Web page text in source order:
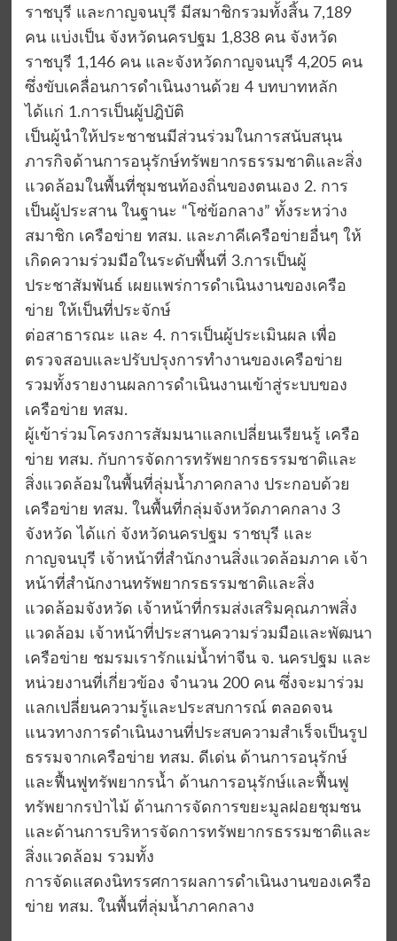
ราชบุรี และกาญจนบุรี มีสมาชิกรวมทั้งสิ้น 7,189
คน แบ่งเป็น จังหวัดนครปฐม 1,838 คน จังหวัด
ราชบุรี 1,146 คน และจังหวัดกาญจนบุรี 4,205 คน
ซึ่งขับเคลื่อนการดำเนินงานด้วย 4 บทบาทหลัก
ได้แก่ 1.การเป็นผู้ปฎิบัติ
เป็นผู้นำให้ประชาชนมีส่วนร่วมในการสนับสนุน
ภารกิจด้านการอนุรักษ์ทรัพยากรธรรมชาติและสิ่ง
แวดล้อมในพื้นที่ชุมชนท้องถิ่นของตนเอง 2. การ
เป็นผู้ประสาน ในฐานะ “โซ่ข้อกลาง” ทั้งระหว่าง
สมาชิก เครือข่าย ทสม. และภาคีเครือข่ายอื่นๆ ให้
เกิดความร่วมมือในระดับพื้นที่ 3.การเป็นผู้
ประชาสัมพันธ์ เผยแพร่การดำเนินงานของเครือ
ข่าย ให้เป็นที่ประจักษ์
ต่อสาธารณะ และ 4. การเป็นผู้ประเมินผล เพื่อ
ตรวจสอบและปรับปรุงการทำงานของเครือข่าย
รวมทั้งรายงานผลการดำเนินงานเข้าสู่ระบบของ
เครือข่าย ทสม.
ผู้เข้าร่วมโครงการสัมมนาแลกเปลี่ยนเรียนรู้ เครือ
ข่าย ทสม. กับการจัดการทรัพยากรธรรมชาติและ
สิ่งแวดล้อมในพื้นที่ลุ่มน้ำภาคกลาง ประกอบด้วย
เครือข่าย ทสม. ในพื้นที่กลุ่มจังหวัดภาคกลาง 3
จังหวัด ได้แก่ จังหวัดนครปฐม ราชบุรี และ
กาญจนบุรี เจ้าหน้าที่สำนักงานสิ่งแวดล้อมภาค เจ้า
หน้าที่สำนักงานทรัพยากรธรรมชาติและสิ่ง
แวดล้อมจังหวัด เจ้าหน้าที่กรมส่งเสริมคุณภาพสิ่ง
แวดล้อม เจ้าหน้าที่ประสานความร่วมมือและพัฒนา
เครือข่าย ชมรมเรารักแม่น้ำท่าจีน จ. นครปฐม และ
หน่วยงานที่เกี่ยวข้อง จำนวน 200 คน ซึ่งจะมาร่วม
แลกเปลี่ยนความรู้และประสบการณ์ ตลอดจน
แนวทางการดำเนินงานที่ประสบความสำเร็จเป็นรูป
ธรรมจากเครือข่าย ทสม. ดีเด่น ด้านการอนุรักษ์
และฟื้นฟูทรัพยากรน้ำ ด้านการอนุรักษ์และฟื้นฟู
ทรัพยากรป่าไม้ ด้านการจัดการขยะมูลฝอยชุมชน
และด้านการบริหารจัดการทรัพยากรธรรมชาติและ
สิ่งแวดล้อม รวมทั้ง
การจัดแสดงนิทรรศการผลการดำเนินงานของเครือ
ข่าย ทสม. ในพื้นที่ลุ่มน้ำภาคกลาง